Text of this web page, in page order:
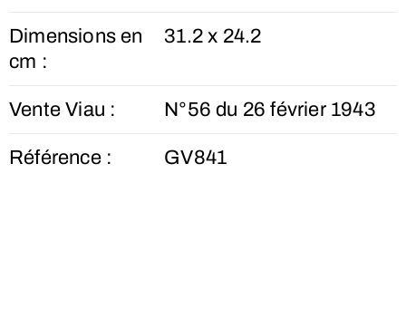
Dimensions en
cm :
31.2 x 24.2
Vente Viau : N°56 du 26 février 1943
Référence : GV841